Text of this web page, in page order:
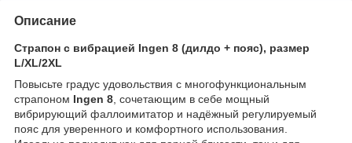
Описание
Страпон с вибрацией Ingen 8 (дилдо + пояс), размер
L/XL/2XL
Повысьте градус удовольствия с многофункциональным
страпоном Ingen 8 , сочетающим в себе мощный
вибрирующий фаллоимитатор и надёжный регулируемый
пояс для уверенного и комфортного использования.